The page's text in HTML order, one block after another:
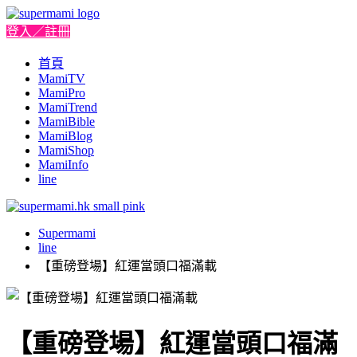
登入／註冊
首頁
MamiTV
MamiPro
MamiTrend
MamiBible
MamiBlog
MamiShop
MamiInfo
line
Supermami
line
【重磅登場】紅運當頭口福滿載
【重磅登場】紅運當頭口福滿